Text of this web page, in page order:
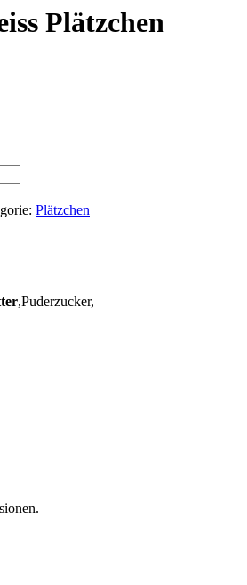
Plätzchen
Plätzchen
,Puderzucker,